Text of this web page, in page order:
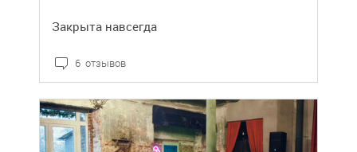
Закрыта навсегда
6 отзывов